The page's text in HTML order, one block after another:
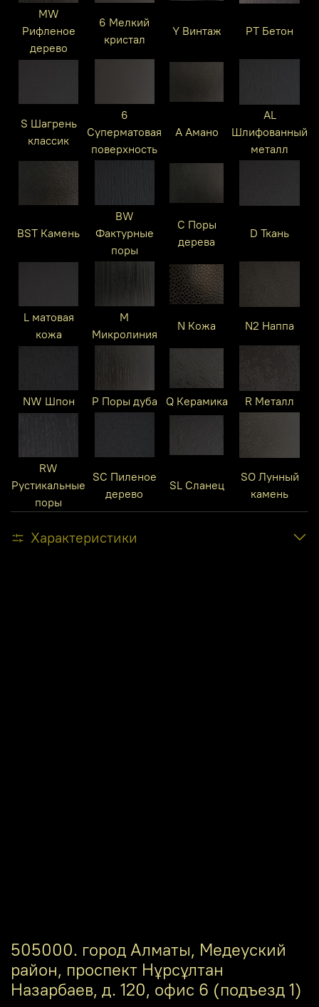
MW
Рифленое
дерево
6 Мелкий
кристал
Y Винтаж PT Бетон
S Шагрень
классик
6
Суперматовая
поверхность
A Амано
AL
Шлифованный
металл
BST Камень
BW
Фактурные
поры
C Поры
дерева
D Ткань
L матовая
кожа
M
Микролиния
N Кожа N2 Наппа
NW Шпон P Поры дуба Q Керамика R Металл
RW
Рустикальные
поры
SC Пиленое
дерево
SL Сланец
SO Лунный
камень
Характеристики
505000. город Алматы, Медеуский
район, проспект Нұрсұлтан
Назарбаев, д. 120, офис 6 (подъезд 1)